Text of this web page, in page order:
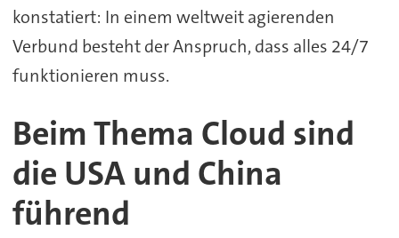
konstatiert: In einem weltweit agierenden
Verbund besteht der Anspruch, dass alles 24/7
funktionieren muss.
Beim Thema Cloud sind
die USA und China
führend